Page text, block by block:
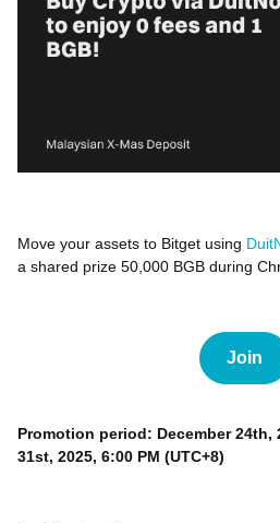
Move your assets to Bitget using
a shared prize 50,000 BGB during
Join
Promotion period: December 24th,
31st, 2025, 6:00 PM (UTC+8)